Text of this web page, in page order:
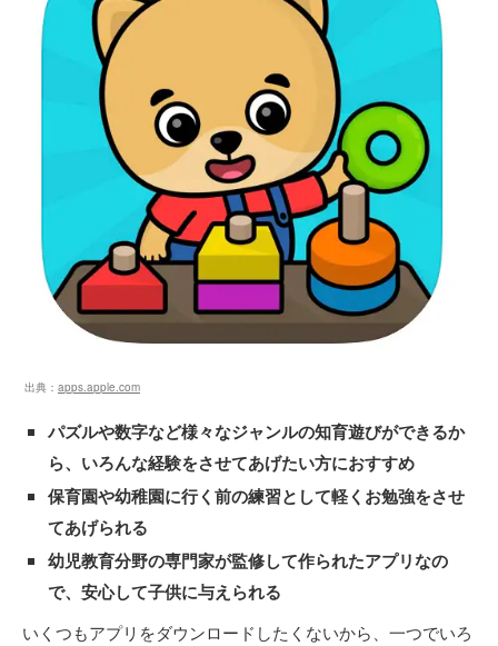
出典： apps.apple.com
パズルや数字など様々なジャンルの知育遊びができるか
ら、いろんな経験をさせてあげたい方におすすめ
保育園や幼稚園に行く前の練習として軽くお勉強をさせ
てあげられる
幼児教育分野の専門家が監修して作られたアプリなの
で、安心して子供に与えられる
いくつもアプリをダウンロードしたくないから、一つでいろ